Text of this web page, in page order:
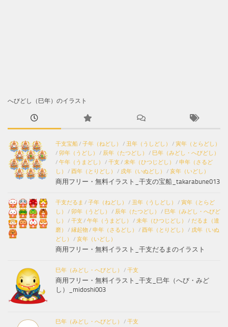
へびどし（巳年）のイラスト
干支宝船/ 子年（ねどし） / 丑年（うしどし） / 寅年（とらどし）
/ 卯年（うどし） / 辰年（たつどし） / 巳年（みどし・へびどし）
/ 午年（うまどし） / 干支 / 未年（ひつじどし） / 申年（さるど
し）
/ 酉年（とりどし） / 戌年（いぬどし） / 亥年（いどし）
商用フリー・無料イラスト_干支の宝船_takarabune013
干支だるま / 子年（ねどし） / 丑年（うしどし） / 寅年（とらど
し）
/ 卯年（うどし） / 辰年（たつどし） / 巳年（みどし・へびど
し）
/ 干支 / 午年（うまどし） / 未年（ひつじどし） / だるま（達
磨）
/ 縁起物/ 申年（さるどし） / 酉年（とりどし） / 戌年（いぬ
どし）
/ 亥年（いどし）
商用フリー・無料イラスト_干支だるまのイラスト
巳年（みどし・へびどし） / 干支
商用フリー・無料イラスト_干支_巳年（へび・みど
し）_midoshi003
巳年（みどし・へびどし） / 干支